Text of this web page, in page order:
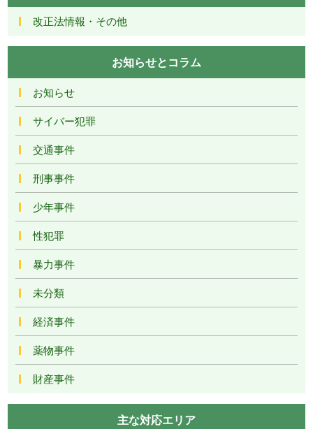
改正法情報・その他
お知らせとコラム
お知らせ
サイバー犯罪
交通事件
刑事事件
少年事件
性犯罪
暴力事件
未分類
経済事件
薬物事件
財産事件
主な対応エリア